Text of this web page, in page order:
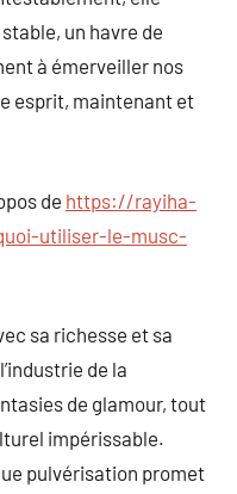
un havre de
à émerveiller nos
esprit, maintenant et
de https://rayiha-
utiliser-le-musc-
sa richesse et sa
de la
de glamour, tout
impérissable.
pulvérisation promet